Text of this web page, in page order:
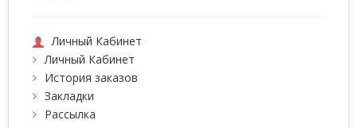
Личный Кабинет
Личный Кабинет
История заказов
Закладки
Рассылка